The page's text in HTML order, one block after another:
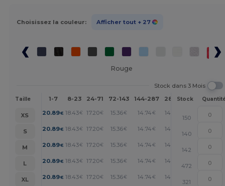
Choisissez la couleur: Afficher tout + 27
Rouge
Stock dans 3 Mois
Taille 1-7 8-23 24-71 72-143 144-287 288 + Plus
Stock
XS 20.89€ 18.43€ 17.20€ 15.36€ 14.74€ 14.13 +
150
S
20.89€ 18.43€ 17.20€ 15.36€ 14.74€ 14.13 +
140
M
20.89€ 18.43€ 17.20€ 15.36€ 14.74€ 14.13 +
142
L
20.89€ 18.43€ 17.20€ 15.36€ 14.74€ 14.13 +
472
XL
20.89€ 18.43€ 17.20€ 15.36€ 14.74€ 14.13 +
321